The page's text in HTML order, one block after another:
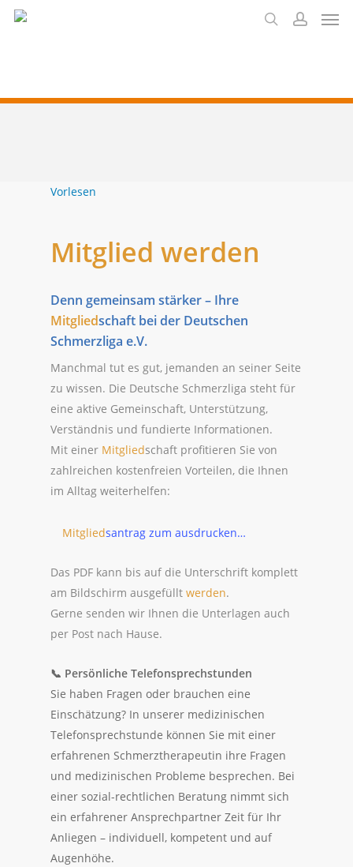
Skip
Vorlesen
Mitglied werden
Denn gemeinsam stärker – Ihre
Mitgliedschaft bei der Deutschen
Schmerzliga e.V.
Manchmal tut es gut, jemanden an seiner Seite
zu wissen. Die Deutsche Schmerzliga steht für
eine aktive Gemeinschaft, Unterstützung,
Verständnis und fundierte Informationen.
Mit einer Mitgliedschaft profitieren Sie von
zahlreichen kostenfreien Vorteilen, die Ihnen
im Alltag weiterhelfen:
Mitgliedsantrag zum ausdrucken…
Das PDF kann bis auf die Unterschrift komplett
am Bildschirm ausgefülltwerden.
Gerne senden wir Ihnen die Unterlagen auch
per Post nach Hause.
📞 Persönliche Telefonsprechstunden
Sie haben Fragen oder brauchen eine
Einschätzung? In unserer medizinischen
Telefonsprechstunde können Sie mit einer
erfahrenen Schmerztherapeutin ihre Fragen
und medizinischen Probleme besprechen. Bei
einer sozial-rechtlichen Beratung nimmt sich
ein erfahrener Ansprechpartner Zeit für Ihr
Anliegen – individuell, kompetent und auf
Augenhöhe.